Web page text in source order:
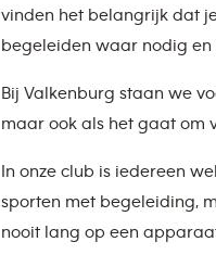
vinden het belangrijk dat
begeleiden waar nodig en
Bij Valkenburg staan we
maar ook als het gaat om
In onze club is iedereen
sporten met begeleiding,
nooit lang op een